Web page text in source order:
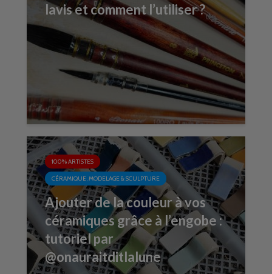
lavis et comment l’utiliser ?
100% ARTISTES
CÉRAMIQUE, MODELAGE & SCULPTURE
Ajouter de la couleur à vos
céramiques grâce à l’engobe :
tutoriel par
@onauraitditlalune